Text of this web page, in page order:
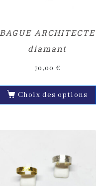
BAGUE ARCHITECTE
diamant
70,00 €
Choix des options